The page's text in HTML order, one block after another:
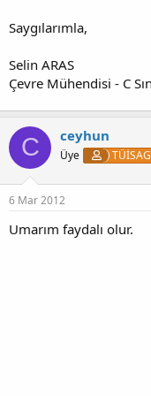
Saygılarımla,
Selin ARAS
Çevre Mühendisi - C
C ceyhun
Üye
6 Mar 2012
Umarım faydalı olur.